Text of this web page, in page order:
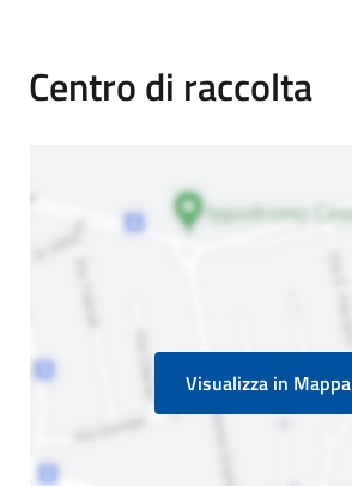
Centro di raccolta
Visualizza in Mappa